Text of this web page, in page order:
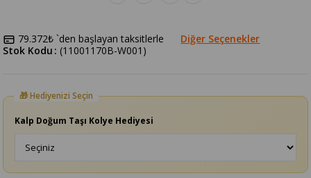
79.372₺ `den başlayan taksitlerle
Diğer Seçenekler
(11001170B-W001)
Stok Kodu
Kalp Doğum Taşı Kolye Hediyesi